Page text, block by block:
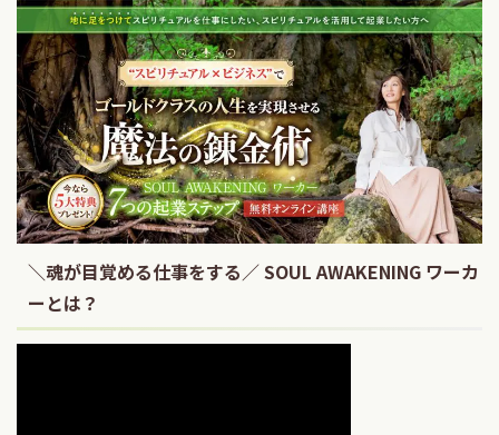
＼魂が目覚める仕事をする／ SOUL AWAKENING ワーカ
ーとは？